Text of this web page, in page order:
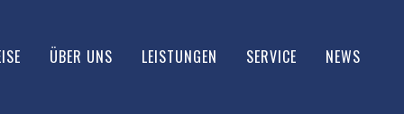
ÜBER UNS LEISTUNGEN SERVICE NEWS